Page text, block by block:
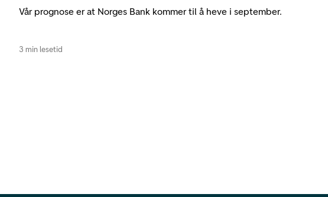
Vår prognose er at Norges Bank kommer til å heve i september.
3 min lesetid